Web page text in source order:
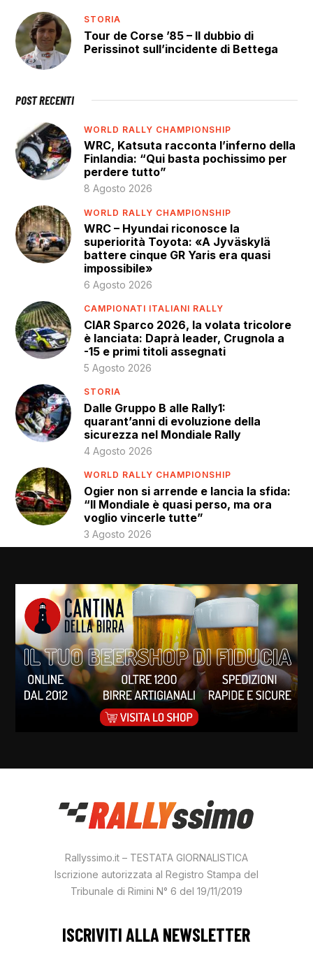
STORIA
Tour de Corse ’85 – Il dubbio di
Perissinot sull’incidente di Bettega
POST RECENTI
WORLD RALLY CHAMPIONSHIP
WRC, Katsuta racconta l’inferno della
Finlandia: “Qui basta pochissimo per
perdere tutto”
8 Agosto 2026
WORLD RALLY CHAMPIONSHIP
WRC – Hyundai riconosce la
superiorità Toyota: «A Jyväskylä
battere cinque GR Yaris era quasi
impossibile»
6 Agosto 2026
CAMPIONATI ITALIANI RALLY
CIAR Sparco 2026, la volata tricolore
è lanciata: Daprà leader, Crugnola a
-15 e primi titoli assegnati
5 Agosto 2026
STORIA
Dalle Gruppo B alle Rally1:
quarant’anni di evoluzione della
sicurezza nel Mondiale Rally
4 Agosto 2026
WORLD RALLY CHAMPIONSHIP
Ogier non si arrende e lancia la sfida:
“Il Mondiale è quasi perso, ma ora
voglio vincerle tutte”
3 Agosto 2026
Rallyssimo.it – TESTATA GIORNALISTICA
Iscrizione autorizzata al Registro Stampa del
Tribunale di Rimini N° 6 del 19/11/2019
ISCRIVITI ALLA NEWSLETTER